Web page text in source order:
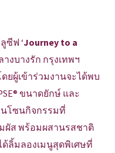
ซีฟ ‘Journey to a
งบางรัก กรุงเทพฯ
ยผู้เข้าร่วมงานจะได้พบ
ขนาดยักษ์ และ
โซนกิจกรรมที่
ผัส พร้อมผสานรสชาติ
ลิ้มลองเมนูสุดพิเศษที่